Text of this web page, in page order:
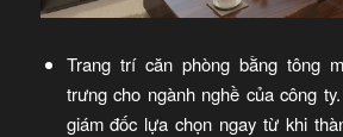
Trang trí căn phòng bằng tông
trưng cho ngành nghề của công
giám đốc lựa chọn ngay từ khi